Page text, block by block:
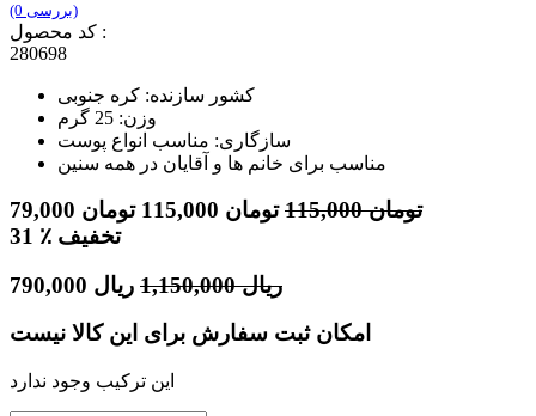
(0 بررسی)
کد محصول :
280698
کشور سازنده: کره جنوبی
وزن: 25 گرم
سازگاری: مناسب انواع پوست
مناسب برای خانم ها و آقایان در همه سنین
79,000 تومان 115,000 تومان 115,000 تومان
31
٪ تخفیف
790,000 ریال 1,150,000 ریال
امکان ثبت سفارش برای این کالا نیست
این ترکیب وجود ندارد